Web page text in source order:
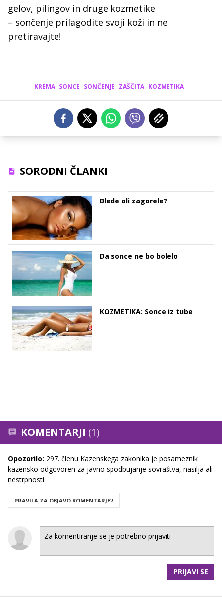
gelov, pilingov in druge kozmetike
– sončenje prilagodite svoji koži in ne
pretiravajte!
KREMA SONCE SONČENJE ZAŠČITA KOZMETIKA
SORODNI ČLANKI
Blede ali zagorele?
Da sonce ne bo bolelo
KOZMETIKA: Sonce iz tube
KOMENTARJI (1)
Opozorilo: 297. členu Kazenskega zakonika je posameznik
kazensko odgovoren za javno spodbujanje sovraštva, nasilja ali
nestrpnosti.
PRAVILA ZA OBJAVO KOMENTARJEV
PRIJAVI SE